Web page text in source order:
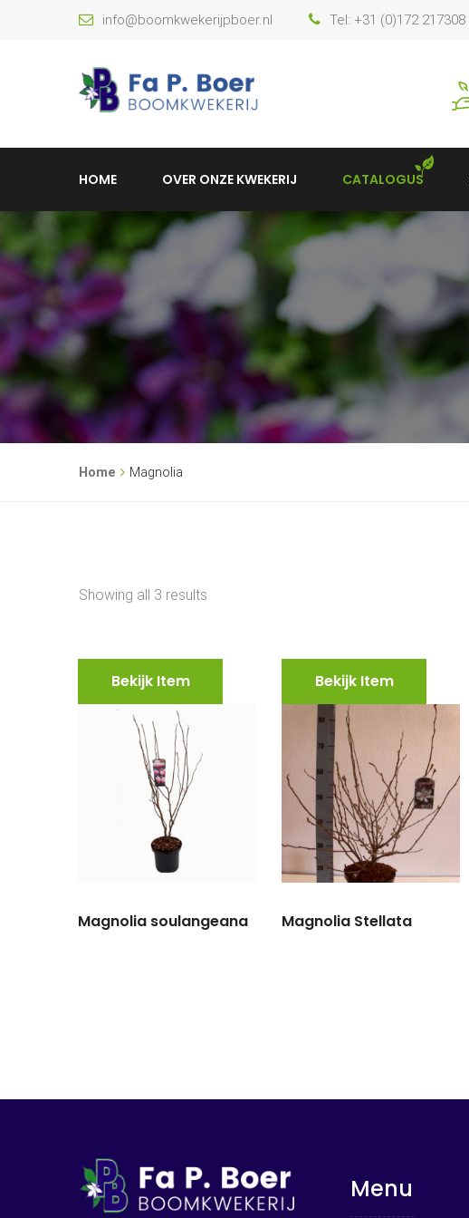
info@boomkwekerijpboer.nl Tel: +31 (0)172 217308
HOME OVER ONZE KWEKERIJ CATALOGUS
Home Magnolia
Showing all 3 results
Bekijk Item
Magnolia soulangeana
Bekijk Item
Magnolia Stellata
Menu